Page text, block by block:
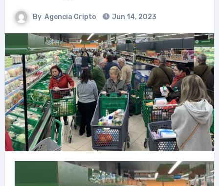
By Agencia Cripto Jun 14, 2023